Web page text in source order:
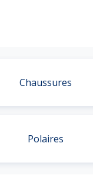
Chaussures
Polaires